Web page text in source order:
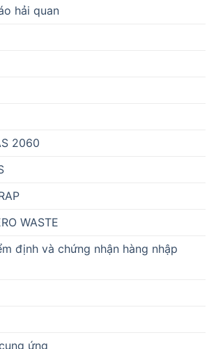
hải quan
2060
WASTE
định và chứng nhận hàng nhập
ứng